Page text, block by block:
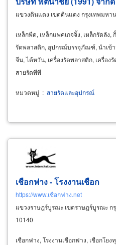
แขวงดินแดง เขตดินแดง กรุงเทพมหา
เหล็กพืด, เหล็กแพคเกจจิ้ง, เหล็กรัดลัง,
รัดพลาสติก, อุปกรณ์บรรจุภัณฑ์, นำเข้า
จีน, ไต้หวัน, เครื่องรัดพลาสติก, เครื่อ
สายรัดพีพี
หมวดหมู่ : สายรัดและอุปกรณ์
เชือกฟาง - โรงงานเชือก
https://www.เชือกฟาง.net
แขวงราษฎร์บูรณะ เขตราษฎร์บูรณะ ก
10140
เชือกฟาง, โรงงานเชือกฟาง, เชือกโยงทุ